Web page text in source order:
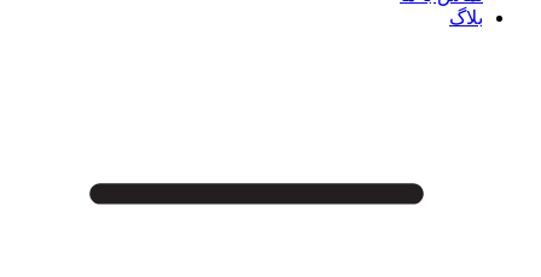
بلاگ